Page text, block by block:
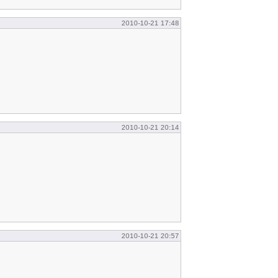
2010-10-21 17:48
2010-10-21 20:14
2010-10-21 20:57